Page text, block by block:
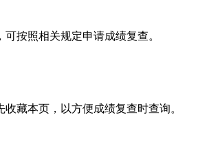
按照相关规定申请成绩复查。
藏本页，以方便成绩复查时查询。